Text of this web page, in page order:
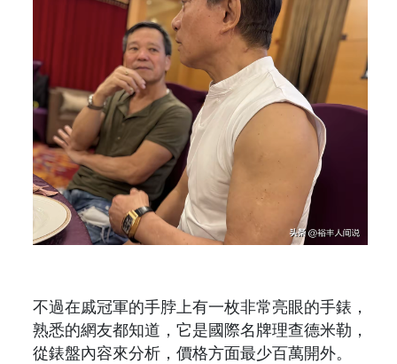
不過在戚冠軍的手脖上有一枚非常亮眼的手錶，
熟悉的網友都知道，它是國際名牌理查德米勒，
從錶盤內容來分析，價格方面最少百萬開外。